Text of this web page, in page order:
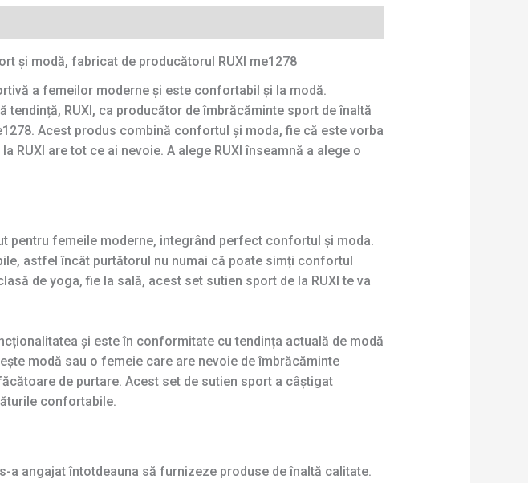
și modă, fabricat de producătorul RUXI me1278
a femeilor moderne și este confortabil și la modă.
RUXI, ca producător de îmbrăcăminte sport de înaltă
Acest produs combină confortul și moda, fie că este vorba
are tot ce ai nevoie. A alege RUXI înseamnă a alege o
pentru femeile moderne, integrând perfect confortul și moda.
astfel încât purtătorul nu numai că poate simți confortul
de yoga, fie la sală, acest set sutien sport de la RUXI te va
și este în conformitate cu tendința actuală de modă
modă sau o femeie care are nevoie de îmbrăcăminte
de purtare. Acest set de sutien sport a câștigat
confortabile.
a angajat întotdeauna să furnizeze produse de înaltă calitate.